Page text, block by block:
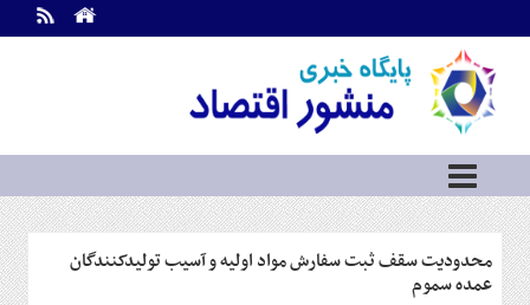
اطلاعات
تماس
ما
درباره
ما
سرویس
ها
خانه
محدودیت سقف ثبت سفارش مواد اولیه و آسیب تولیدکنندگان
عمده سموم